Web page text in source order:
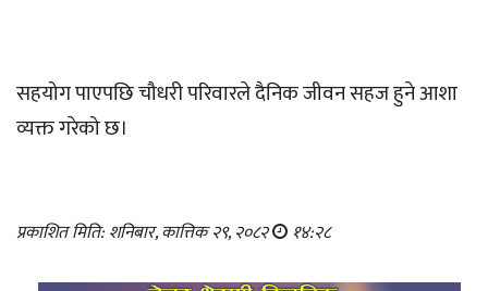
सहयोग पाएपछि चौधरी परिवारले दैनिक जीवन सहज हुने आशा
व्यक्त गरेको छ।
प्रकाशित मिति: शनिबार, कात्तिक २९, २०८२ १४:२८